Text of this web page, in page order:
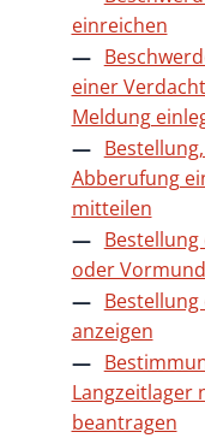
einreichen
einer
Meldung
Abberufung
mitteilen
oder
anzeigen
Langzeitlager
beantragen